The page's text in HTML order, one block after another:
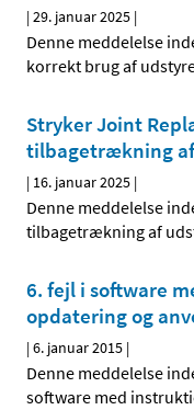
|29. januar 2025 |
Denne meddelelse
korrekt brug af
Stryker Joint
tilbagetrækning af
| 16. januar 2025 |
Denne meddelelse
tilbagetrækning af
6. fejl i software
opdatering og
|6. januar 2015 |
Denne meddelelse
software med